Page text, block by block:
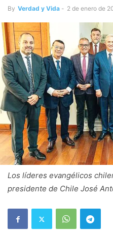
By Verdad y Vida - 2 de enero de
Los líderes evangélicos
presidente de Chile José